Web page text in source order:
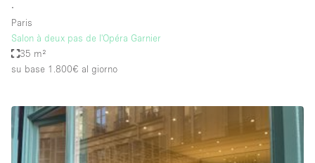
Banconi
Camerini di prova
Concierge
Cucina
∙
Paris
Salon à deux pas de l'Opéra Garnier
35 m²
su base 1.800€ al giorno